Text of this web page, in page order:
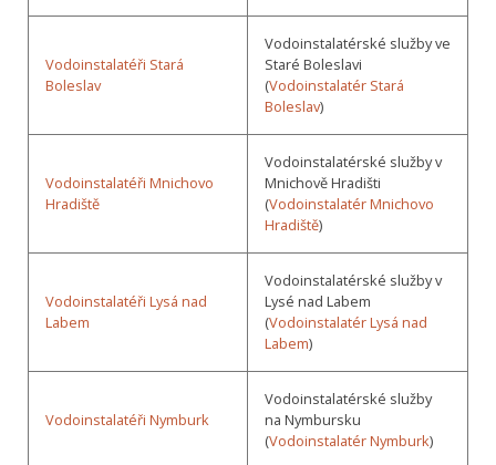
Vodoinstalatéři Stará
Boleslav
Vodoinstalatérské služby ve
Staré Boleslavi
(Vodoinstalatér Stará
Boleslav)
Vodoinstalatéři Mnichovo
Hradiště
Vodoinstalatérské služby v
Mnichově Hradišti
(Vodoinstalatér Mnichovo
Hradiště)
Vodoinstalatéři Lysá nad
Labem
Vodoinstalatérské služby v
Lysé nad Labem
(Vodoinstalatér Lysá nad
Labem)
Vodoinstalatéři Nymburk
Vodoinstalatérské služby
na Nymbursku
(Vodoinstalatér Nymburk)